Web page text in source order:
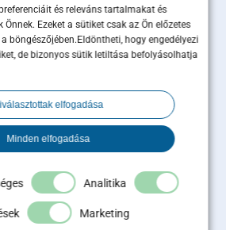
és releváns tartalmakat és
Ezeket a sütiket csak az Ön előzetes
böngészőjében.Eldöntheti, hogy engedélyezi
de bizonyos sütik letiltása befolyásolhatja
elfogadása
Minden elfogadása
Analitika
Marketing
és marketing
5 lépés a
együttműködéshez
növekedés motorja az integrált
piacfejlesztési tapasztalataink
alapján egyértelmű, h [...]
Tovább olvasom